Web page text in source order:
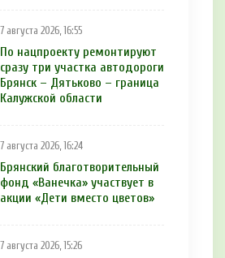
7 августа 2026, 16:55
По нацпроекту ремонтируют
сразу три участка автодороги
Брянск – Дятьково – граница
Калужской области
7 августа 2026, 16:24
Брянский благотворительный
фонд «Ванечка» участвует в
акции «Дети вместо цветов»
7 августа 2026, 15:26